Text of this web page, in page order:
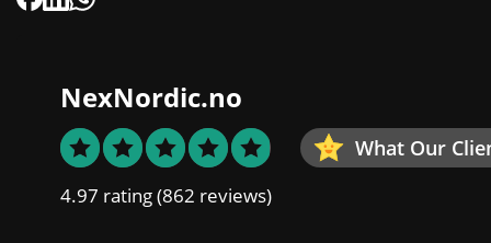
NexNordic.no
What Our
4.97 rating(862 reviews)